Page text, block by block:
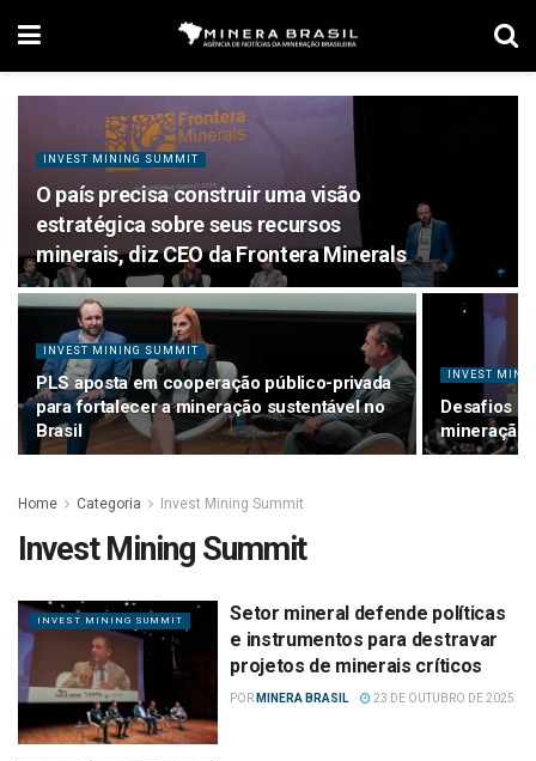
INVEST MINING SUMMIT
O país precisa construir uma visão
estratégica sobre seus recursos
minerais, diz CEO da Frontera Minerals
INVEST MINING SUMMIT
PLS aposta em cooperação público-privada
para fortalecer a mineração sustentável no
Brasil
INVEST
Desafios
mineração
Home Categoria Invest Mining Summit
Invest Mining Summit
INVEST MINING SUMMIT
Setor mineral defende políticas
e instrumentos para destravar
projetos de minerais críticos
POR MINERA BRASIL 23 DE OUTUBRO DE 2025